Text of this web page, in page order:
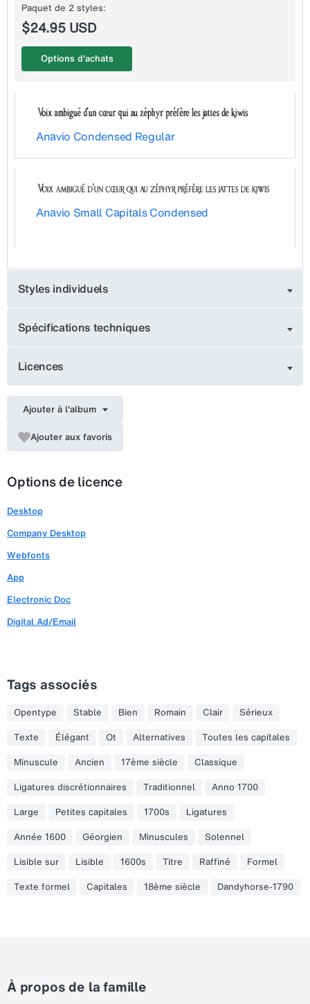
Anavio Condensed Regular
Anavio Small Capitals Condensed
Paquet de 2 styles:
$24.95 USD
Options d'achats
Styles individuels
Spécifications techniques
Licences
Ajouter à l'album
Ajouter aux favoris
Options de licence
Desktop
Company Desktop
Webfonts
App
Electronic Doc
Digital Ad/Email
Tags associés
Opentype Stable Bien Romain Clair
Sérieux
Texte
Élégant Ot Alternatives
Toutes les capitales
Minuscule
Ancien 17ème siècle
Classique
Ligatures discrétionnaires
Traditionnel
Anno 1700
Large
Petites capitales 1700s
Ligatures
Année 1600
Géorgien Minuscules
Solennel
Lisible sur
Lisible 1600s Titre Raffiné
Formel
Texte formel
Capitales 18ème siècle Dandyhorse-1790
À propos de la famille